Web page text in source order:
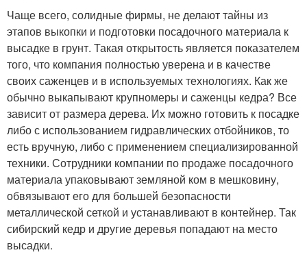
Чаще всего, солидные фирмы, не делают тайны из
этапов выкопки и подготовки посадочного материала к
высадке в грунт. Такая открытость является показателем
того, что компания полностью уверена и в качестве
своих саженцев и в используемых технологиях. Как же
обычно выкапывают крупномеры и саженцы кедра? Все
зависит от размера дерева. Их можно готовить к посадке
либо с использованием гидравлических отбойников, то
есть вручную, либо с применением специализированной
техники. Сотрудники компании по продаже посадочного
материала упаковывают земляной ком в мешковину,
обвязывают его для большей безопасности
металлической сеткой и устанавливают в контейнер. Так
сибирский кедр и другие деревья попадают на место
высадки.